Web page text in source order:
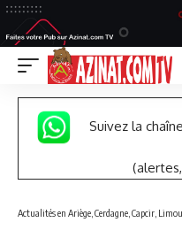
Suivez la chaîne
Actualités en Ariège, Cerdagne, Capcir,